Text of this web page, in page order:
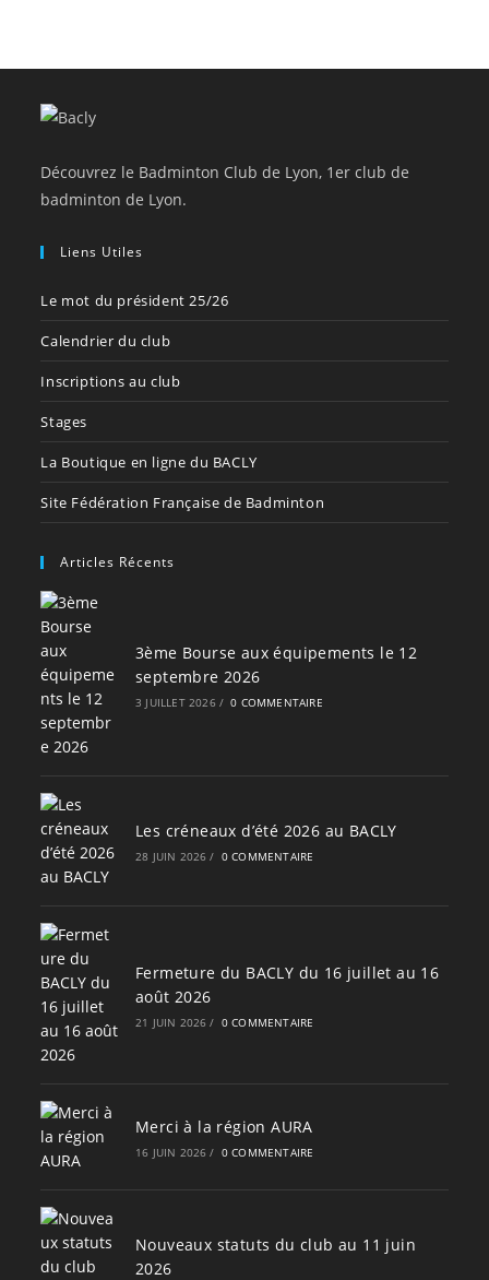
Découvrez le Badminton Club de Lyon, 1er club de
badminton de Lyon.
Liens Utiles
Le mot du président 25/26
Calendrier du club
Inscriptions au club
Stages
La Boutique en ligne du BACLY
Site Fédération Française de Badminton
Articles Récents
3ème Bourse aux équipements le 12
septembre 2026
3 JUILLET 2026 / 0 COMMENTAIRE
Les créneaux d’été 2026 au BACLY
28 JUIN 2026 / 0 COMMENTAIRE
Fermeture du BACLY du 16 juillet au 16
août 2026
21 JUIN 2026 / 0 COMMENTAIRE
Merci à la région AURA
16 JUIN 2026 / 0 COMMENTAIRE
Nouveaux statuts du club au 11 juin
2026